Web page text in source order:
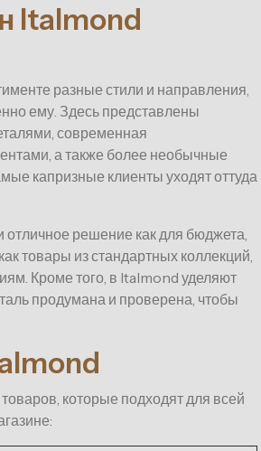
Italmond
разные стили и направления,
ему. Здесь представлены
современная
а также более необычные
капризные клиенты уходят оттуда
решение как для бюджета,
товары из стандартных коллекций,
Кроме того, в Italmond уделяют
продумана и проверена, чтобы
которые подходят для всей